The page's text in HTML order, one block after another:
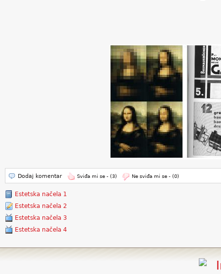
Dodaj komentar Sviđa mi se - (3) Ne sviđa mi se - (0)
Estetska načela 1
Estetska načela 2
Estetska načela 3
Estetska načela 4